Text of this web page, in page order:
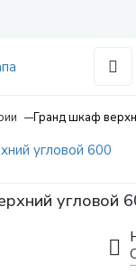
Гранд шкаф
угловой